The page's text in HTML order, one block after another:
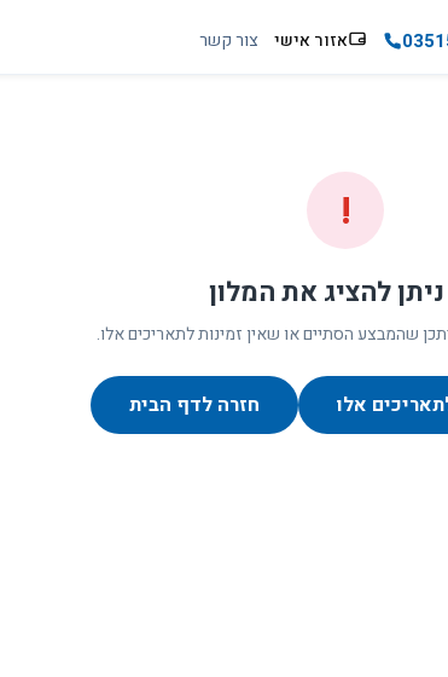
אזור אישי צור קשר
!
להציג את המלון
שהמבצע הסתיים או שאין זמינות לתאריכים אלו.
אלו חזרה לדף הבית